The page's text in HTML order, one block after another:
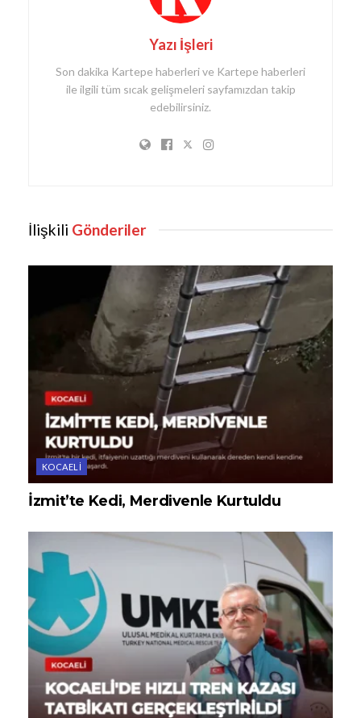
Yazı İşleri
Son dakika Kartepe haberleri ve Kartepe haberleri
ile ilgili tüm sıcak gelişmeleri sayfamızdan takip
edebilirsiniz.
İlişkili Gönderiler
KOCAELI
İzmit’te Kedi, Merdivenle Kurtuldu